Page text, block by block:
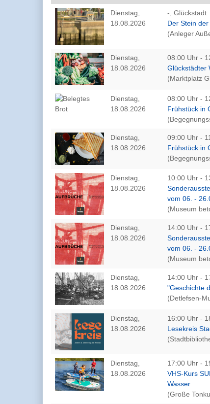
Dienstag,
18.08.2026
-, Glückstadt
Der Stein
(Anleger
Dienstag,
18.08.2026
08:00 Uhr -
Glückstädter
(Marktplatz
Dienstag,
18.08.2026
08:00 Uhr -
Frühstück in
Dienstag,
18.08.2026
09:00 Uhr -
Frühstück in
Dienstag,
18.08.2026
10:00 Uhr -
vom 06. -
(Museum
Dienstag,
18.08.2026
14:00 Uhr -
vom 06. -
(Museum
Dienstag,
18.08.2026
14:00 Uhr -
"Geschichte
(Detlefsen-
Dienstag,
18.08.2026
16:00 Uhr -
Lesekreis
Dienstag,
18.08.2026
17:00 Uhr -
VHS-Kurs
Wasser
(Große